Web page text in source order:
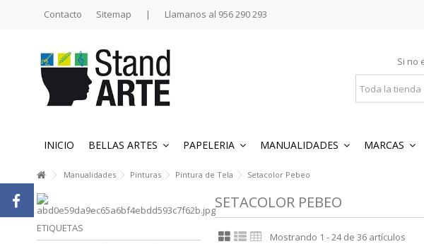
Contacto Sitemap | Llamanos al 956 290 293
Si no
INICIO BELLAS ARTES PAPELERIA MANUALIDADES MARCAS
Manualidades Pinturas Pintura de Tela Setacolor Pebeo
SETACOLOR PEBEO
Mostrando 1 - 24 de 36 artículos
ETIQUETAS